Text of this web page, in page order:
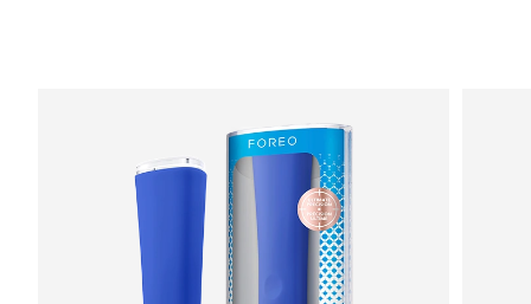
ESPADA™ 设备
All acne treatment devices
眼部护理设备
All revitalizing eye massagers
KIWI™ 皮肤护理
Advanced pore care essentials
LUNA™ Dual-Peptide Scalp
Serum
For healthy hair
issa™ Teeth Whitening Gel
18% PAP
男士
预计送达日期
预计送达日期
预计送达日期